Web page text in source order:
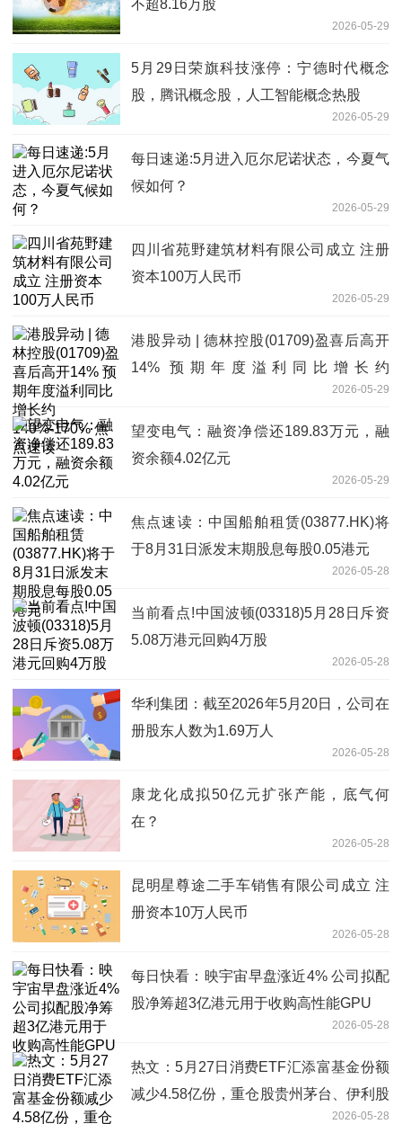
不超8.16万股
2026-05-29
5月29日荣旗科技涨停：宁德时代概念
股，腾讯概念股，人工智能概念热股
2026-05-29
每日速递:5月进入厄尔尼诺状态，今夏气
候如何？
2026-05-29
四川省苑野建筑材料有限公司成立 注册
资本100万人民币
2026-05-29
港股异动 | 德林控股(01709)盈喜后高开
14% 预期年度溢利同比增长约
2026-05-29
望变电气：融资净偿还189.83万元，融
资余额4.02亿元
2026-05-29
焦点速读：中国船舶租赁(03877.HK)将
于8月31日派发末期股息每股0.05港元
2026-05-28
当前看点!中国波顿(03318)5月28日斥资
5.08万港元回购4万股
2026-05-28
华利集团：截至2026年5月20日，公司在
册股东人数为1.69万人
2026-05-28
康龙化成拟50亿元扩张产能，底气何
在？
2026-05-28
昆明星尊途二手车销售有限公司成立 注
册资本10万人民币
2026-05-28
每日快看：映宇宙早盘涨近4% 公司拟配
股净筹超3亿港元用于收购高性能GPU
2026-05-28
热文：5月27日消费ETF汇添富基金份额
减少4.58亿份，重仓股贵州茅台、伊利股
2026-05-28